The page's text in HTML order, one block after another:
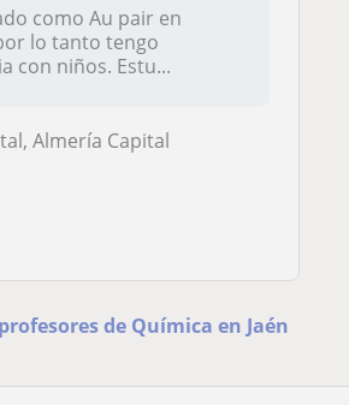
como Au pair en
lo tanto tengo
con niños. Estu...
Almería Capital
de Química en Jaén